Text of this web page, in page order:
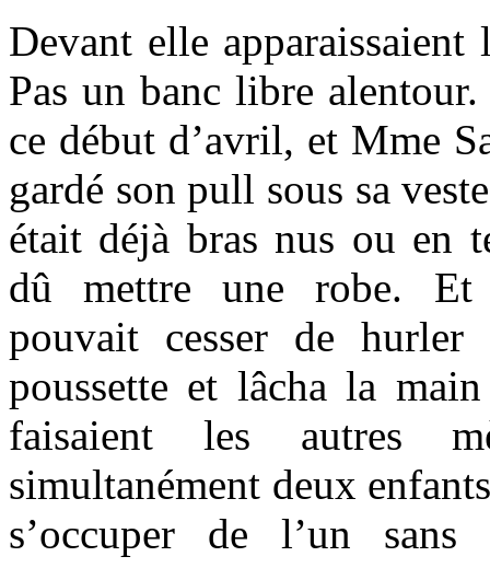
Devant elle apparaissaient
Pas un banc libre
ce début d’avril, et Mme
gardé son pull sous sa
était déjà bras nus ou en
dû mettre une robe. Et
pouvait cesser de
poussette et lâcha la
faisaient les autres
simultanément deux
s’occuper de l’un sans